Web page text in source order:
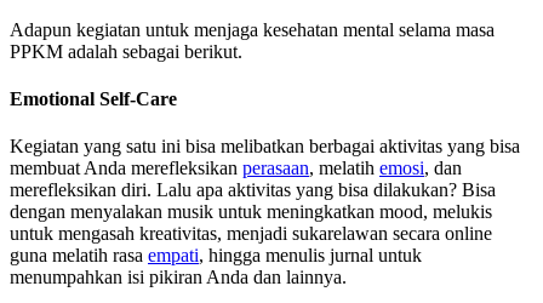
Adapun kegiatan untuk menjaga kesehatan mental selama masa
PPKM adalah sebagai berikut.
Emotional Self-Care
Kegiatan yang satu ini bisa melibatkan berbagai aktivitas yang bisa
membuat Anda merefleksikan perasaan, melatih emosi, dan
merefleksikan diri. Lalu apa aktivitas yang bisa dilakukan? Bisa
dengan menyalakan musik untuk meningkatkan mood, melukis
untuk mengasah kreativitas, menjadi sukarelawan secara online
guna melatih rasa empati, hingga menulis jurnal untuk
menumpahkan isi pikiran Anda dan lainnya.